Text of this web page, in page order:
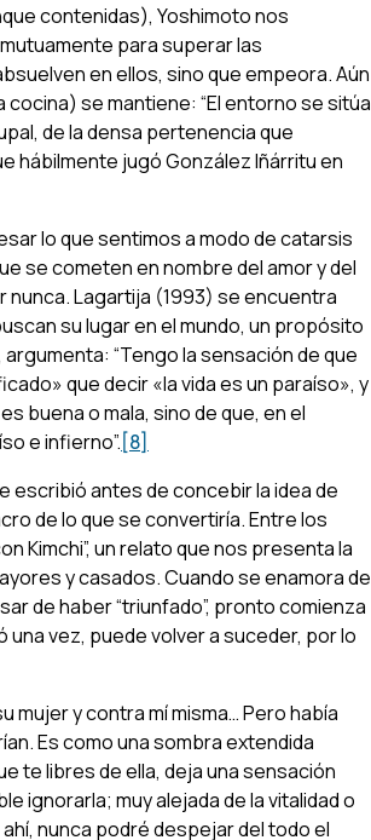
contenidas), Yoshimoto nos
para superar las
en ellos, sino que empeora. Aún
se mantiene: “El entorno se sitúa
de la densa perte­nencia que
hábilmente jugó González Iñárritu en
lo que sentimos a modo de catarsis
se cometen en nombre del amor y del
nunca.Lagartija (1993) se encuentra
su lugar en el mundo, un propósito
“Tengo la sensación de que
que decir «la vida es un paraíso», y
buena o mala, sino de que, en el
e infierno”.[8]
escribió antes de concebir la idea de
de lo que se convertiría. Entre los
Kimchi”, un relato que nos presenta la
y casados. Cuando se enamora de
de haber “triunfado”, pronto comienza
una vez, puede volver a suceder, por lo
mujer y contra mí misma… Pero había
Es como una sombra extendida
te libres de ella, deja una sensación
ignorarla; muy alejada de la vitalidad o
nunca podré despejar del todo el